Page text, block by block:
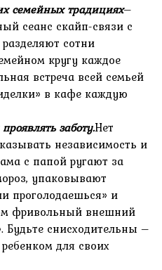
семейных традициях–
сеанс скайп-связи с
сотни
кругу каждое
встреча всей семьей
в кафе каждую
заботу.Нет
независимость и
с папой ругают за
упаковывают
проголодаешься» и
фривольный внешний
Будьте снисходительны –
для своих